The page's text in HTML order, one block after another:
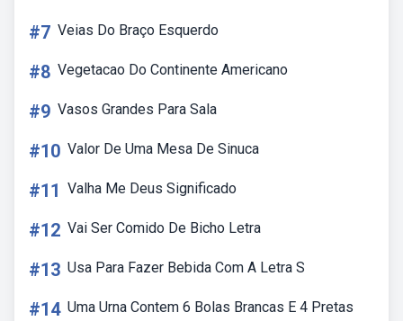
#7 Veias Do Braço Esquerdo
#8 Vegetacao Do Continente Americano
#9 Vasos Grandes Para Sala
#10 Valor De Uma Mesa De Sinuca
#11 Valha Me Deus Significado
#12 Vai Ser Comido De Bicho Letra
#13 Usa Para Fazer Bebida Com A Letra S
#14 Uma Urna Contem 6 Bolas Brancas E 4 Pretas